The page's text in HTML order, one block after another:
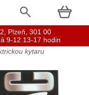
kytaru
62, Plzeň, 301 00
9-12 13-17 hodin